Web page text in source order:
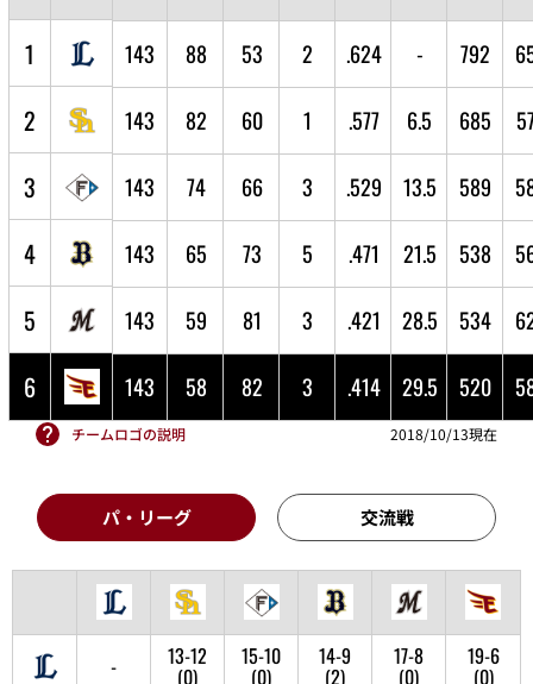
1 143 88 53 2 .624 - 792
2 143 82 60 1 .577 6.5 685
3 143 74 66 3 .529 13.5 589
4 143 65 73 5 .471 21.5 538
5 143 59 81 3 .421 28.5 534
6 143 58 82 3 .414 29.5 520
チームロゴの説明 2018/10/13現在
パ・リーグ 交流戦
- 13-12
(0)
15-10
(0)
14-9
(2)
17-8
(0)
19-6
(0)